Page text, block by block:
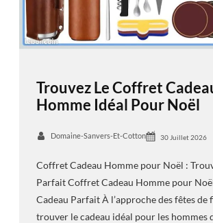
Trouvez Le Coffret
Homme Idéal Pour Noël
Domaine-Sanvers-Et-Cotton 30 Juillet 2026
Coffret Cadeau Homme pour Noël :
Parfait Coffret Cadeau Homme pour
Cadeau Parfait À l’approche des fêtes de
trouver le cadeau idéal pour les hommes